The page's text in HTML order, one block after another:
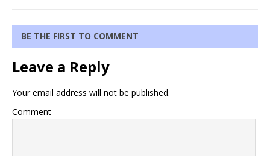
BE THE FIRST TO COMMENT
Leave a Reply
Your email address will not be published.
Comment